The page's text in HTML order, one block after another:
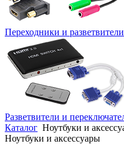
Переходники и разветвители
Разветвители и
Каталог Ноутбуки и
Ноутбуки и аксессуары